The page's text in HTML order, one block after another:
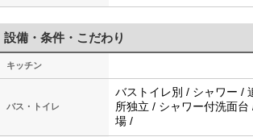
設備・条件・こだわり
キッチン
バス・トイレ
バストイレ別 / シャワー /
所独立 / シャワー付洗面台
場 /